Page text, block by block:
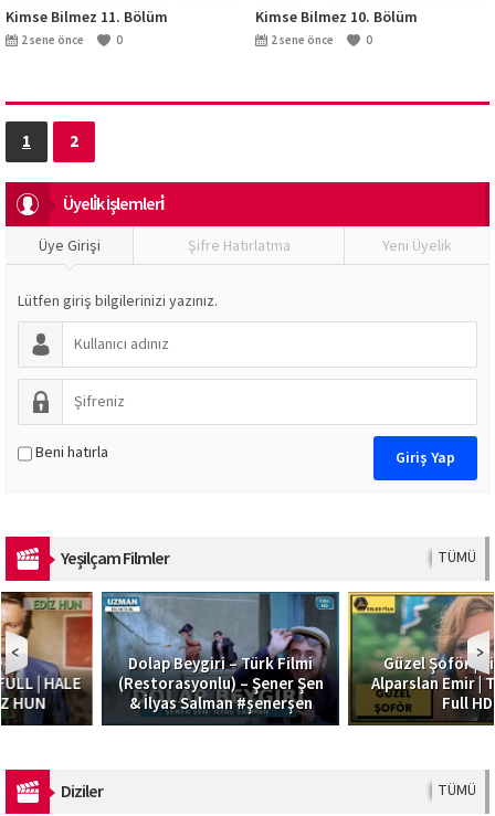
Kimse Bilmez 11. Bölüm
2 sene önce 0
Kimse Bilmez 10. Bölüm
2 sene önce 0
1 2
Üyeli̇k İşlemleri̇
Üye Girişi Şifre Hatırlatma Yeni Üyelik
Lütfen giriş bilgilerinizi yazınız.
Beni hatırla
Yeşilçam Filmler TÜMÜ
Dolap Beygiri – Türk Filmi
(Restorasyonlu) – Şener Şen
& İlyas Salman #şenerşen
Güzel Şoför | Filiz Akın,
Alparslan Emir | Türk Filmi |
Full HD
Diziler TÜMÜ